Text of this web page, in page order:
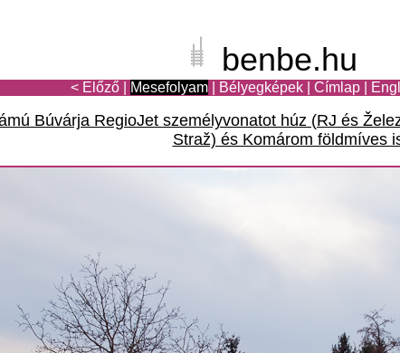
benbe.hu
< Előző Mesefolyam Bélyegképek Címlap
Búvárja RegioJet személyvonatot húz (RJ és
Straž) és Komárom földmíves